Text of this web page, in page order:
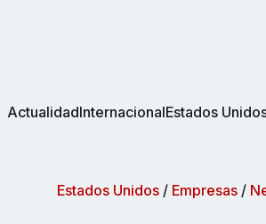
ActualidadInternacionalEstados
Estados Unidos / Empresas /